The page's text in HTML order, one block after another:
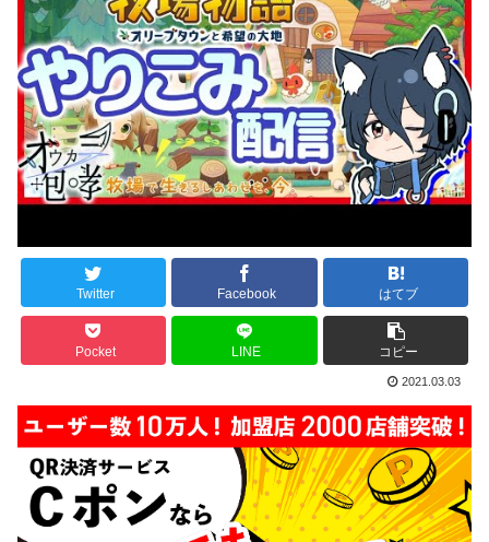
Twitter Facebook はてブ
Pocket LINE コピー
2021.03.03